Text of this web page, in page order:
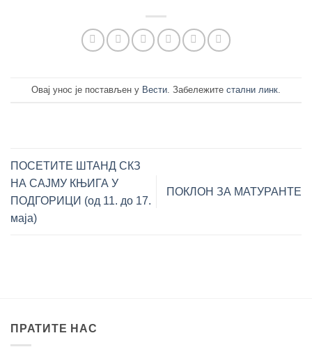
Овај унос је постављен у Вести . Забележите стални линк
ПОСЕТИТЕ ШТАНД СКЗ
НА САЈМУ КЊИГА У
ПОДГОРИЦИ (од 11. до 17.
маја)
ПОКЛОН ЗА МАТУРАНТЕ
ПРАТИТЕ НАС